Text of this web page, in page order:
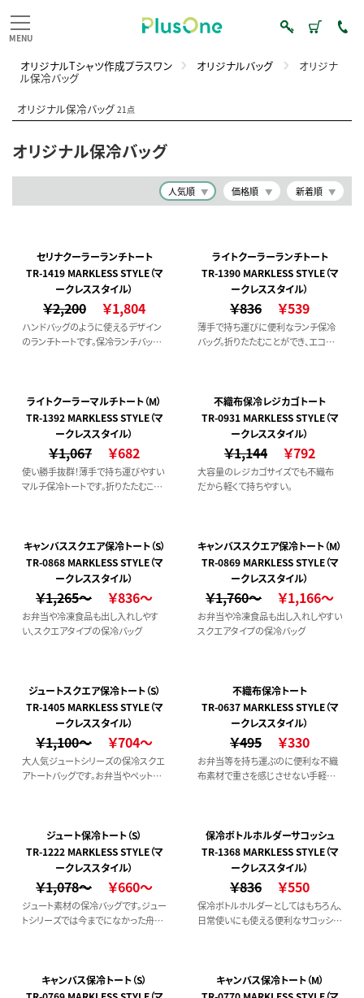
オリジナルTシャツ作成プラスワン オリジナルバッグ オリジナ
ル保冷バッグ
オリジナル保冷バッグ21点
オリジナル保冷バッグ
人気順 価格順 新着順
セリナクーラーランチトート
TR-1419 MARKLESS STYLE（マ
ークレススタイル）
￥2,200 ￥1,804
ハンドバッグのように使えるデザイン
のランチトートです。保冷ランチバッグ
るクッション材が入っており、3層構造
で保冷効果も期待できます。さらに内
側にはメッシュポケット付きで保冷剤
冷効果を高めてくれます。
ライトクーラーランチトート
TR-1390 MARKLESS STYLE（マ
ークレススタイル）
￥836 ￥539
薄手で持ち運びに便利なランチ保冷
バッグ。折りたたむことができ、エコバッ
や350mlのペットボトルが入るサイズ
でランチバッグとしてぴったりです。食
品メーカーやアパレルなどのノベルテ
す。【POINT】・ハンドルの長さ調節可
能・保冷・マチ付き
ライトクーラーマルチトート（M）
TR-1392 MARKLESS STYLE（マ
ークレススタイル）
￥1,067 ￥682
使い勝手抜群！薄手で持ち運びやすい
マルチ保冷トートです。折りたたむこと
スマホや折りたたみ傘などを入れるこ
とができ、またベロ付きの口元ファス
ナー仕様で開閉がしやすく、容量いっ
不織布保冷レジカゴトート
TR-0931 MARKLESS STYLE（マ
ークレススタイル）
￥1,144 ￥792
大容量のレジカゴサイズでも不織布
だから軽くて持ちやすい。
キャンバススクエア保冷トート（S）
TR-0868 MARKLESS STYLE（マ
ークレススタイル）
￥1,265～ ￥836～
お弁当や冷凍食品も出し入れしやす
い、スクエアタイプの保冷バッグ
キャンバススクエア保冷トート（M）
TR-0869 MARKLESS STYLE（マ
ークレススタイル）
￥1,760～ ￥1,166～
お弁当や冷凍食品も出し入れしやすい
スクエアタイプの保冷バッグ
ジュートスクエア保冷トート（S）
TR-1405 MARKLESS STYLE（マ
ークレススタイル）
￥1,100～ ￥704～
大人気ジュートシリーズの保冷スクエ
アトートバッグです。お弁当やペットボ
広くお使いいただけます。また口元はフ
ァスナー付きなのも便利なポイントで
不織布保冷トート
TR-0637 MARKLESS STYLE（マ
ークレススタイル）
￥495 ￥330
お弁当等を持ち運ぶのに便利な不織
布素材で重さを感じさせない手軽な
ジュート保冷トート（S）
TR-1222 MARKLESS STYLE（マ
ークレススタイル）
￥1,078～ ￥660～
ジュート素材の保冷バッグです。ジュー
トシリーズでは今までになかった舟形
ズなのはもちろんのこと、500mlのペ
ットボトルは横にするとピッタリと入り
保冷ボトルホルダーサコッシュ
TR-1368 MARKLESS STYLE（マ
ークレススタイル）
￥836 ￥550
保冷ボトルホルダーとしてはもちろん、
日常使いにも使える便利なサコッシュ
ルミ蒸着シートを採用したことでサコ
ッシュとして使用する際にもごわつき
キャンバス保冷トート（S）
キャンバス保冷トート（M）